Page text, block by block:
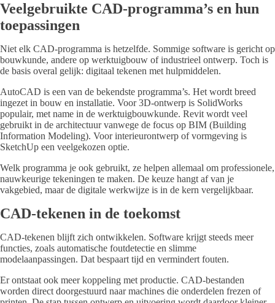
Veelgebruikte CAD-programma’s en hun
toepassingen
Niet elk CAD-programma is hetzelfde. Sommige software is gericht op
bouwkunde, andere op werktuigbouw of industrieel ontwerp. Toch is
de basis overal gelijk: digitaal tekenen met hulpmiddelen.
AutoCAD is een van de bekendste programma’s. Het wordt breed
ingezet in bouw en installatie. Voor 3D-ontwerp is SolidWorks
populair, met name in de werktuigbouwkunde. Revit wordt veel
gebruikt in de architectuur vanwege de focus op BIM (Building
Information Modeling). Voor interieurontwerp of vormgeving is
SketchUp een veelgekozen optie.
Welk programma je ook gebruikt, ze helpen allemaal om professionele,
nauwkeurige tekeningen te maken. De keuze hangt af van je
vakgebied, maar de digitale werkwijze is in de kern vergelijkbaar.
CAD-tekenen in de toekomst
CAD-tekenen blijft zich ontwikkelen. Software krijgt steeds meer
functies, zoals automatische foutdetectie en slimme
modelaanpassingen. Dat bespaart tijd en vermindert fouten.
Er ontstaat ook meer koppeling met productie. CAD-bestanden
worden direct doorgestuurd naar machines die onderdelen frezen of